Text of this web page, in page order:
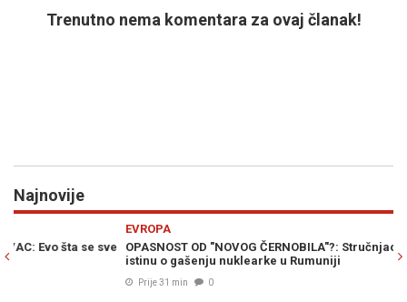
Trenutno nema komentara za ovaj članak!
Najnovije
OPASNOST OD "NOVOG ČERNOBILA"?: Stručnjaci otkrili pravu
istinu o gašenju nuklearke u Rumuniji